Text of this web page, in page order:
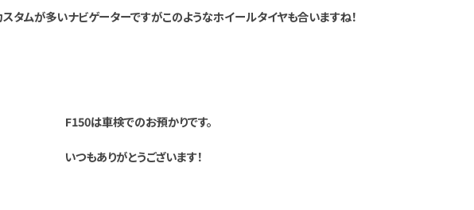
タムが多いナビゲーターですがこのようなホイールタイヤも合いますね！
F150は車検でのお預かりです。
いつもありがとうございます！